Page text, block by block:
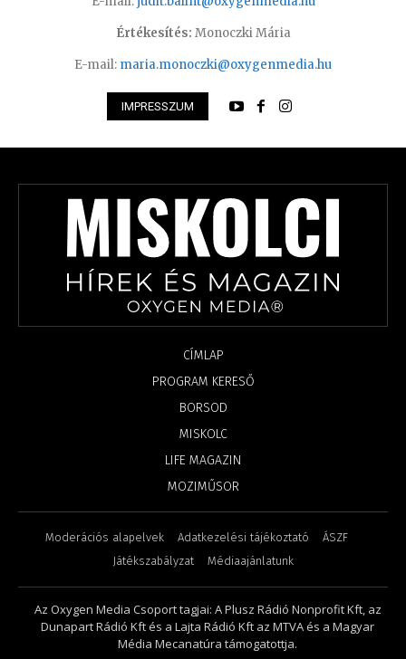
Értékesítés: Monoczki Mária
E-mail: maria.monoczki@oxygenmedia.hu
IMPRESSZUM
CÍMLAP
PROGRAM KERESŐ
BORSOD
MISKOLC
LIFE MAGAZIN
MOZIMŰSOR
Moderációs alapelvek Adatkezelési tájékoztató
ÁSZF
Játékszabályzat
Médiaajánlatunk
Az Oxygen Media Csoport tagjai: A Plusz Rádió Nonprofit Kft, az
Dunapart Rádió Kft és a Lajta Rádió Kft az MTVA és a Magyar
Média Mecanatúra támogatottja.